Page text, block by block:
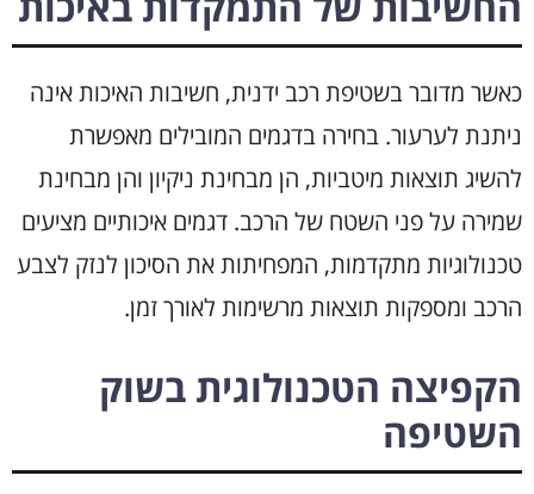
כאשר מדובר בשטיפת רכב ידנית, חשיבות האיכות אינה
ניתנת לערעור. בחירה בדגמים המובילים מאפשרת
להשיג תוצאות מיטביות, הן מבחינת ניקיון והן מבחינת
שמירה על פני השטח של הרכב. דגמים איכותיים מציעים
טכנולוגיות מתקדמות, המפחיתות את הסיכון לנזק לצבע
הרכב ומספקות תוצאות מרשימות לאורך זמן.
הקפיצה הטכנולוגית בשוק
השטיפה